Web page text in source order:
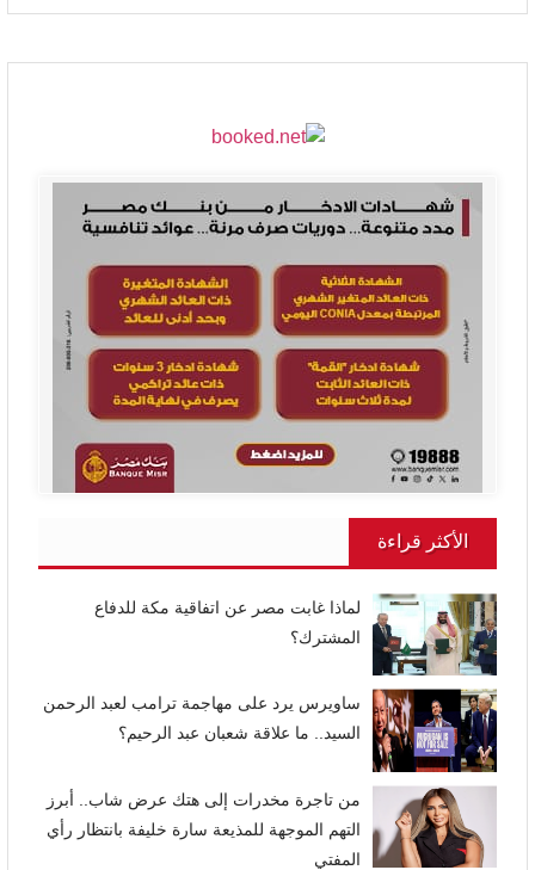
الأكثر قراءة
لماذا غابت مصر عن اتفاقية مكة للدفاع
المشترك؟
ساويرس يرد على مهاجمة ترامب لعبد الرحمن
السيد.. ما علاقة شعبان عبد الرحيم؟
من تاجرة مخدرات إلى هتك عرض شاب.. أبرز
التهم الموجهة للمذيعة سارة خليفة بانتظار رأي
المفتي